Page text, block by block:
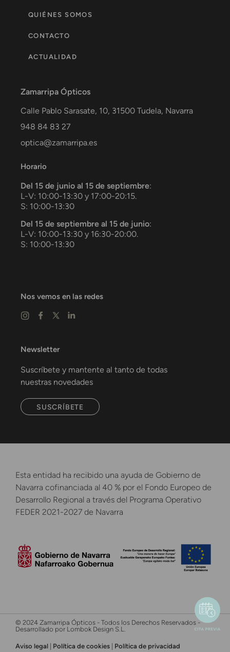
QUIÉNES SOMOS
CONTACTO
ACTUALIDAD
Zamarripa Ópticos
Calle Pablo Sarasate, 10, 31500 Tudela, Navarra
948 84 83 27
optica@zamarripa.es
Horario
Del 15 de junio al 15 de septiembre:
L-V: 10:00-13:30 y 17:00-20:15.
S: 10:00-13:30
Del 15 de septiembre al 15 de junio:
L-V: 10:00-13:30 y 16:30-20:00.
S: 10:00-13:30
Nos vemos en las redes
Newsletter
Suscríbete y mantente al tanto de todas
nuestras novedades
SUSCRÍBETE
Esta entidad ha recibido una ayuda de Gobierno de
Navarra cofinanciada al 40 % por el Fondo Europeo de
Desarrollo Regional a través del Programa Operativo
FEDER 2021-2027 de Navarra
© 2024 Zamarripa Ópticos - Todos los Derechos Reservados -
Desarrollado por Lombok Design S.L.
Aviso legal Política de cookies Política de privacidad